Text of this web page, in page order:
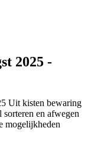
2025 -
Uit kisten bewaring
en afwegen
mogelijkheden